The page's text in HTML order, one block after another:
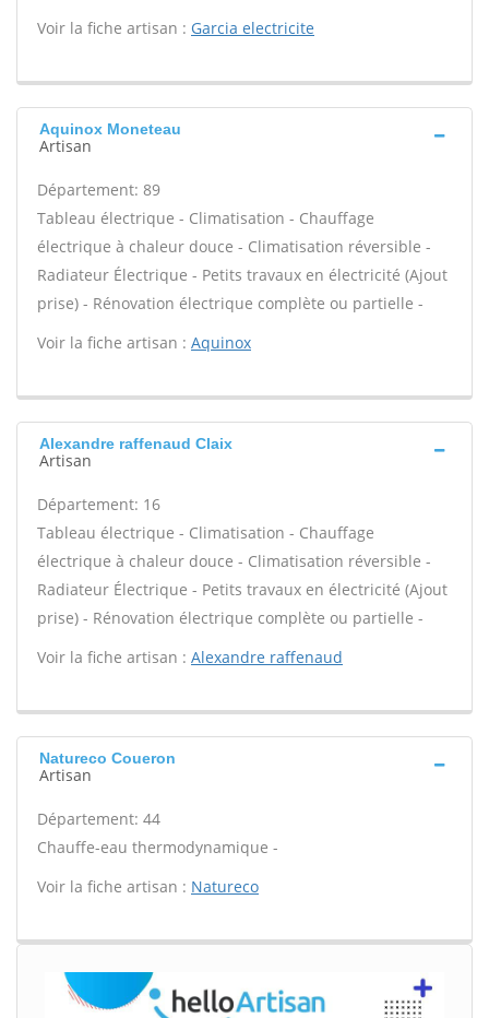
Voir la fiche artisan : Garcia electricite
Aquinox Moneteau
Artisan
Département: 89
Tableau électrique - Climatisation - Chauffage
électrique à chaleur douce - Climatisation réversible -
Radiateur Électrique - Petits travaux en électricité (Ajout
prise) - Rénovation électrique complète ou partielle -
Voir la fiche artisan : Aquinox
Alexandre raffenaud Claix
Artisan
Département: 16
Tableau électrique - Climatisation - Chauffage
électrique à chaleur douce - Climatisation réversible -
Radiateur Électrique - Petits travaux en électricité (Ajout
prise) - Rénovation électrique complète ou partielle -
Voir la fiche artisan : Alexandre raffenaud
Natureco Coueron
Artisan
Département: 44
Chauffe-eau thermodynamique -
Voir la fiche artisan : Natureco